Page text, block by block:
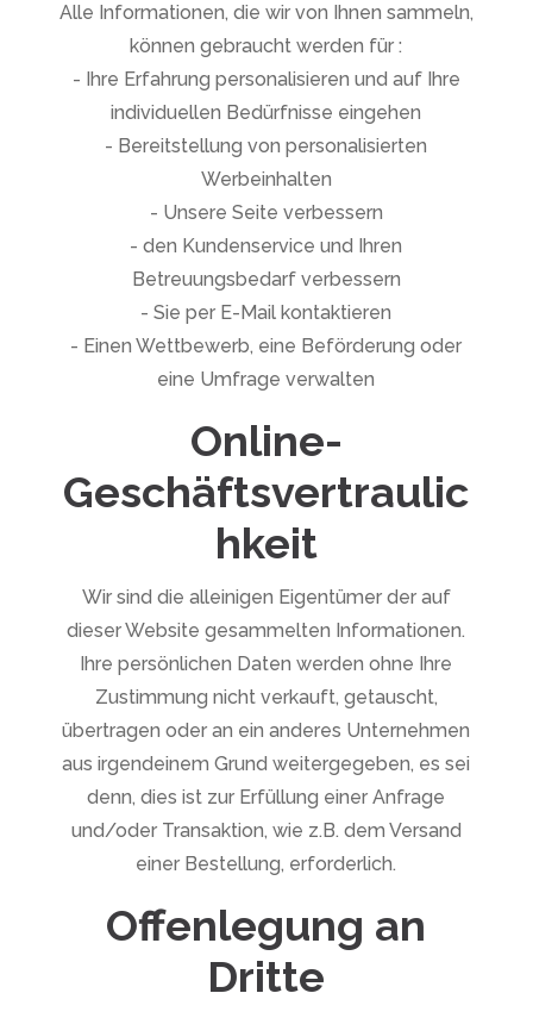
Alle Informationen, die wir von Ihnen sammeln,
können gebraucht werden für :
- Ihre Erfahrung personalisieren und auf Ihre
individuellen Bedürfnisse eingehen
- Bereitstellung von personalisierten
Werbeinhalten
- Unsere Seite verbessern
- den Kundenservice und Ihren
Betreuungsbedarf verbessern
- Sie per E-Mail kontaktieren
- Einen Wettbewerb, eine Beförderung oder
eine Umfrage verwalten
Online-
Geschäftsvertraulic
hkeit
Wir sind die alleinigen Eigentümer der auf
dieser Website gesammelten Informationen.
Ihre persönlichen Daten werden ohne Ihre
Zustimmung nicht verkauft, getauscht,
übertragen oder an ein anderes Unternehmen
aus irgendeinem Grund weitergegeben, es sei
denn, dies ist zur Erfüllung einer Anfrage
und/oder Transaktion, wie z.B. dem Versand
einer Bestellung, erforderlich.
Offenlegung an
Dritte